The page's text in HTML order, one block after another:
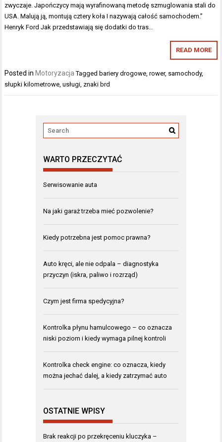
zwyczaje. Japończycy mają wyrafinowaną metodę szmuglowania stali do
USA. Malują ją, montują cztery koła I nazywają całość samochodem.”
Henryk Ford Jak przedstawiają się dodatki do tras…
READ MORE
Posted in Motoryzacja Tagged bariery drogowe,rower, samochody,
słupki kilometrowe,usługi, znaki brd
WARTO PRZECZYTAĆ
Serwisowanie auta
Na jaki garaż trzeba mieć pozwolenie?
Kiedy potrzebna jest pomoc prawna?
Auto kręci, ale nie odpala – diagnostyka
przyczyn (iskra, paliwo i rozrząd)
Czym jest firma spedycyjna?
Kontrolka płynu hamulcowego – co oznacza
niski poziom i kiedy wymaga pilnej kontroli
Kontrolka check engine: co oznacza, kiedy
można jechać dalej, a kiedy zatrzymać auto
OSTATNIE WPISY
Brak reakcji po przekręceniu kluczyka –